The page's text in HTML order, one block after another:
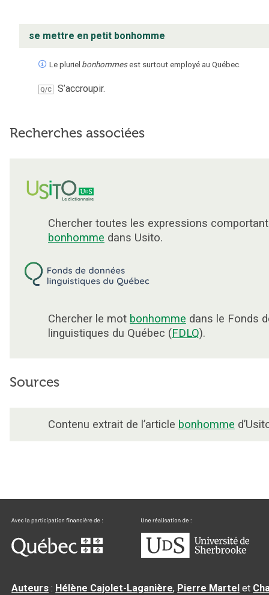
se mettre en petit bonhomme
Le pluriel bonhommesest surtout employé au Québec.
Q/C S’accroupir.
Recherches associées
Chercher toutes les expressions
bonhomme dans Usito.
Chercher le mot bonhomme dans le Fonds
linguistiques du Québec (FDLQ).
Sources
Contenu extrait de l’article bonhomme
Auteurs : Hélène Cajolet-Laganière, Pierre Martel et